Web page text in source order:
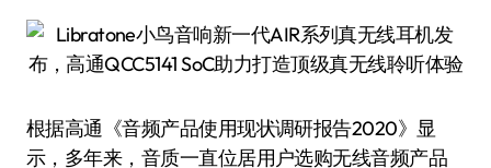
根据高通《音频产品使用现状调研报告2020》显
示，多年来，音质一直位居用户选购无线音频产品